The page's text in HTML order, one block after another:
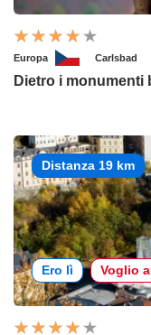
Europa Carlsbad
Dietro i monumenti
Distanza 19 km
Ero lì Voglio